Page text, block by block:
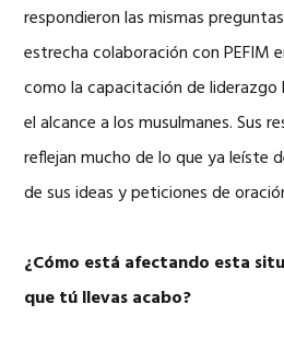
respondieron las mismas
estrecha colaboración con PEFIM
como la capacitación de liderazgo
el alcance a los musulmanes. Sus
reflejan mucho de lo que ya leíste
de sus ideas y peticiones de
¿Cómo está afectando esta
que tú llevas acabo?